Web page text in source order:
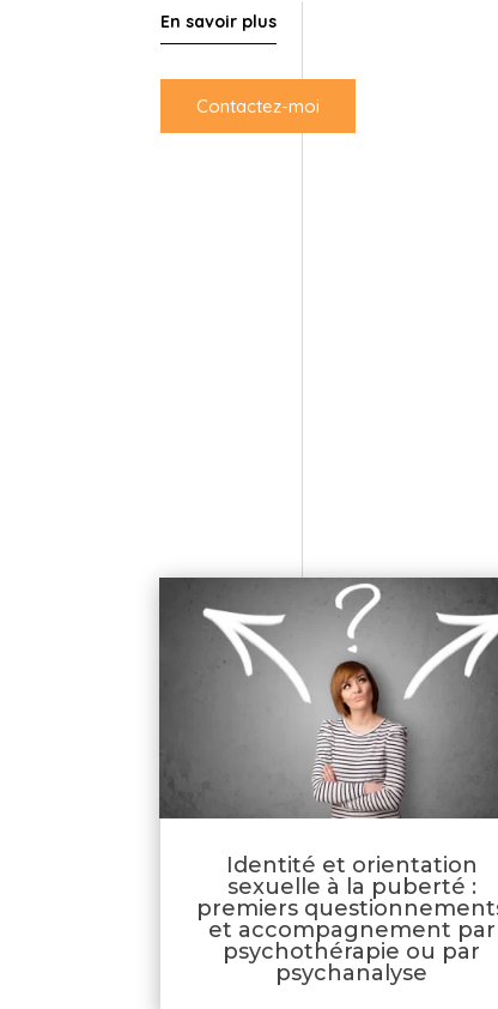
En savoir plus
Contactez-moi
Identité et orientation
sexuelle à la puberté :
premiers
et accompagnement par
psychothérapie ou par
psychanalyse